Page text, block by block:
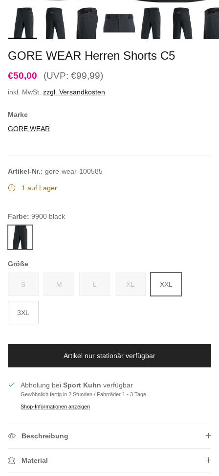
GORE WEAR Herren Shorts C5
€50,00 (UVP: €99,99)
inkl. MwSt. zzgl. Versandkosten
Marke
GORE WEAR
Artikel-Nr.: gore-wear-100585
1 auf Lager
Farbe: 9900 black
Größe
S M L XL XXL
3XL
Artikel nur stationär verfügbar
Abholung bei Sport Kuhn verfügbar
Gewöhnlich fertig in 2 Stunden / Fahrräder 1 - 3 Tage
Shop-Informationen anzeigen
Beschreibung
Material